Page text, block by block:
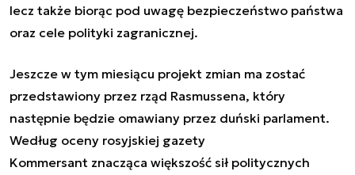
lecz także biorąc pod uwagę bezpieczeństwo państwa
oraz cele polityki zagranicznej.
Jeszcze w tym miesiącu projekt zmian ma zostać
przedstawiony przez rząd Rasmussena, który
następnie będzie omawiany przez duński parlament.
Według oceny rosyjskiej gazety
Kommersant znacząca większość sił politycznych